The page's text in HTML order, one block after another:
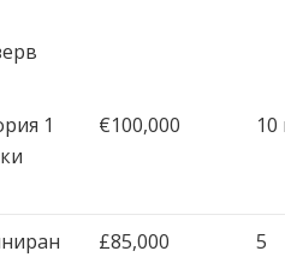
1
€100,000 10
£85,000
5